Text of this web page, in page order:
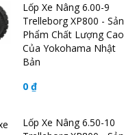
Lốp Xe Nâng 6.00-9
Trelleborg XP800 - Sản
Phẩm Chất Lượng Cao
Của Yokohama Nhật
Bản
0 ₫
Lốp Xe Nâng 6.50-10